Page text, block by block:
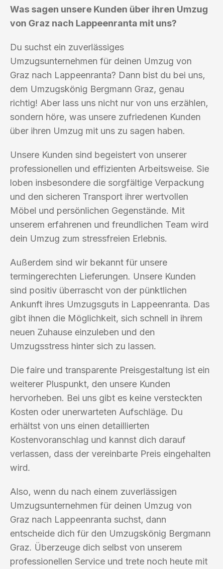
Was sagen unsere Kunden über ihren Umzug
von Graz nach Lappeenranta mit uns?
Du suchst ein zuverlässiges
Umzugsunternehmen für deinen Umzug von
Graz nach Lappeenranta? Dann bist du bei uns,
dem Umzugskönig Bergmann Graz, genau
richtig! Aber lass uns nicht nur von uns erzählen,
sondern höre, was unsere zufriedenen Kunden
über ihren Umzug mit uns zu sagen haben.
Unsere Kunden sind begeistert von unserer
professionellen und effizienten Arbeitsweise. Sie
loben insbesondere die sorgfältige Verpackung
und den sicheren Transport ihrer wertvollen
Möbel und persönlichen Gegenstände. Mit
unserem erfahrenen und freundlichen Team wird
dein Umzug zum stressfreien Erlebnis.
Außerdem sind wir bekannt für unsere
termingerechten Lieferungen. Unsere Kunden
sind positiv überrascht von der pünktlichen
Ankunft ihres Umzugsguts in Lappeenranta. Das
gibt ihnen die Möglichkeit, sich schnell in ihrem
neuen Zuhause einzuleben und den
Umzugsstress hinter sich zu lassen.
Die faire und transparente Preisgestaltung ist ein
weiterer Pluspunkt, den unsere Kunden
hervorheben. Bei uns gibt es keine versteckten
Kosten oder unerwarteten Aufschläge. Du
erhältst von uns einen detaillierten
Kostenvoranschlag und kannst dich darauf
verlassen, dass der vereinbarte Preis eingehalten
wird.
Also, wenn du nach einem zuverlässigen
Umzugsunternehmen für deinen Umzug von
Graz nach Lappeenranta suchst, dann
entscheide dich für den Umzugskönig Bergmann
Graz. Überzeuge dich selbst von unserem
professionellen Service und trete noch heute mit